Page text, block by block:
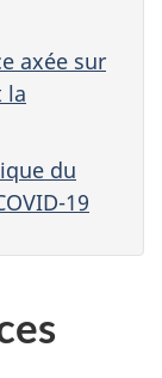
axée sur
la
du
19